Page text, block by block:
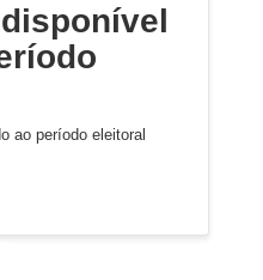
ao período eleitoral